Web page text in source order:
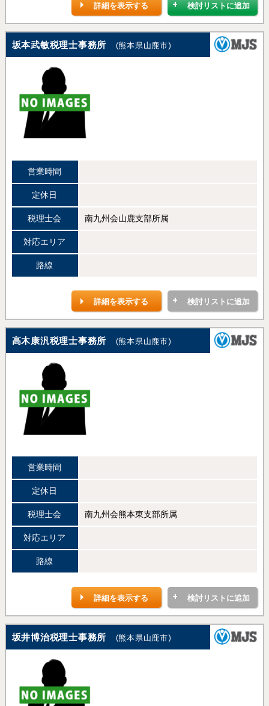
検討リストに追加
詳細を表示する
坂本武敏税理士事務所 (熊本県山鹿市)
営業時間
定休日
税理士会 南九州会山鹿支部所属
対応エリア
路線
検討リストに追加
詳細を表示する
高木康汎税理士事務所 (熊本県山鹿市)
営業時間
定休日
税理士会 南九州会熊本東支部所属
対応エリア
路線
検討リストに追加
詳細を表示する
坂井博治税理士事務所 (熊本県山鹿市)